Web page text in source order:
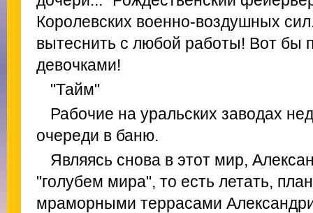
Королевских военно-воздушных
вытеснить с любой работы! Вот бы
девочками!
"Тайм"
Рабочие на уральских заводах
очереди в баню.
Являясь снова в этот мир,
"голубем мира", то есть летать,
мраморными террасами